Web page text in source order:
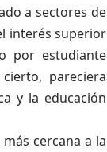
a sectores de
interés superior
por estudiante
pareciera
y la educación
cercana a la